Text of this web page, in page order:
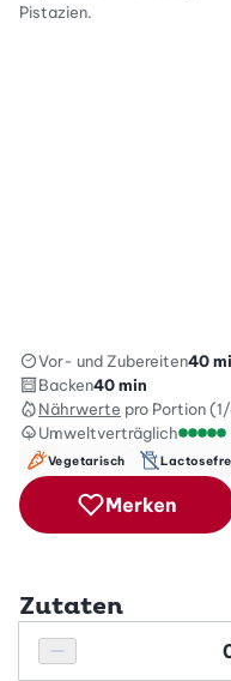
Pistazien.
Vor- und Zubereiten40
Backen40 min
Nährwerte pro Portion
Umweltverträglich
Vegetarisch
Merken
Zutaten
Personenanzahl
Personenanzahl